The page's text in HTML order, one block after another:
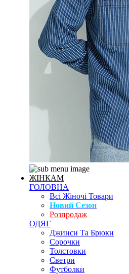
ЖІНКАМ
ГОЛОВНА
Всі Жіночі Товари
Новий Сезон
Розпродаж
ОДЯГ
Джинси Та Брюки
Сорочки
Толстовки
Светри
Футболки